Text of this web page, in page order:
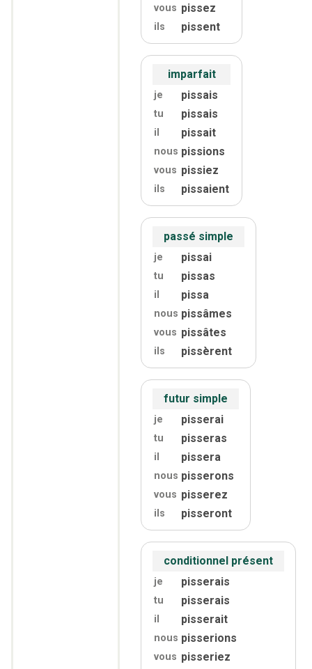
vous pissez
ils pissent
imparfait
je pissais
tu pissais
il pissait
nous pissions
vous pissiez
ils pissaient
passé simple
je pissai
tu pissas
il pissa
nous pissâmes
vous pissâtes
ils pissèrent
futur simple
je pisserai
tu pisseras
il pissera
nous pisserons
vous pisserez
ils pisseront
conditionnel présent
je pisserais
tu pisserais
il pisserait
nous pisserions
vous pisseriez